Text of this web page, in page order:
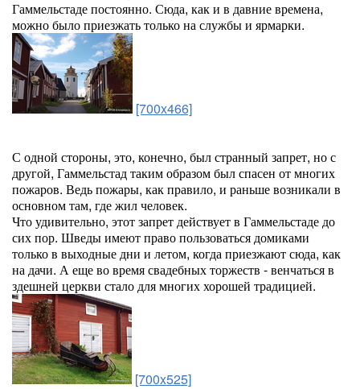
Гаммельстаде постоянно. Сюда, как и в давние времена,
можно было приезжать только на службы и ярмарки.
[700x466]
С одной стороны, это, конечно, был странный запрет, но с
другой, Гаммельстад таким образом был спасен от многих
пожаров. Ведь пожары, как правило, и раньше возникали в
основном там, где жил человек.
Что удивительно, этот запрет действует в Гаммельстаде до
сих пор. Шведы имеют право пользоваться домиками
только в выходные дни и летом, когда приезжают сюда, как
на дачи. А еще во время свадебных торжеств - венчаться в
здешней церкви стало для многих хорошей традицией.
[700x525]